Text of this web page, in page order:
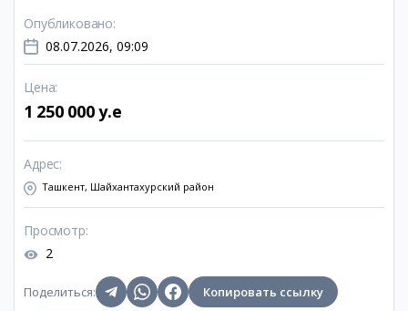
Опубликовано:
08.07.2026, 09:09
Цена:
1 250 000 y.e
Адрес:
Ташкент, Шайхантахурский район
Просмотр:
2
Поделиться: Копировать ссылку